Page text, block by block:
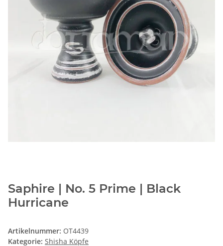
Saphire | No. 5 Prime | Black
Hurricane
Artikelnummer: OT4439
Kategorie: Shisha Köpfe